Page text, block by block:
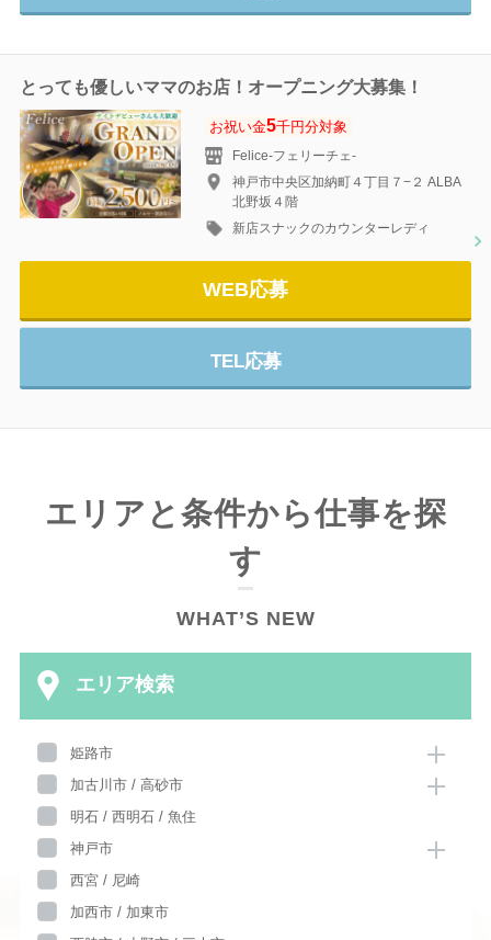
とっても優しいママのお店！オープニング大募集！
お祝い金5千円分対象
Felice-フェリーチェ-
神戸市中央区加納町４丁目７−２ ALBA
北野坂４階
新店スナックのカウンターレディ
WEB応募
TEL応募
エリアと条件から仕事を探
す
WHAT’S NEW
エリア検索
姫路市
加古川市 / 高砂市
明石 / 西明石 / 魚住
神戸市
西宮 / 尼崎
加西市 / 加東市